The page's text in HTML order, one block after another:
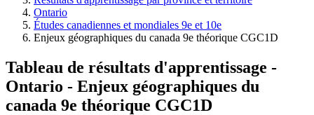
Ontario
Études canadiennes et mondiales 9e et 10e
Enjeux géographiques du canada 9e théorique CGC1D
Tableau de résultats d'apprentissage -
Ontario - Enjeux géographiques du
canada 9e théorique CGC1D